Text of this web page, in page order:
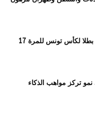
الترجي الرياضي التونسي بطلا لكأس تونس للمرة 17
نمو تركز مواهب الذكاء